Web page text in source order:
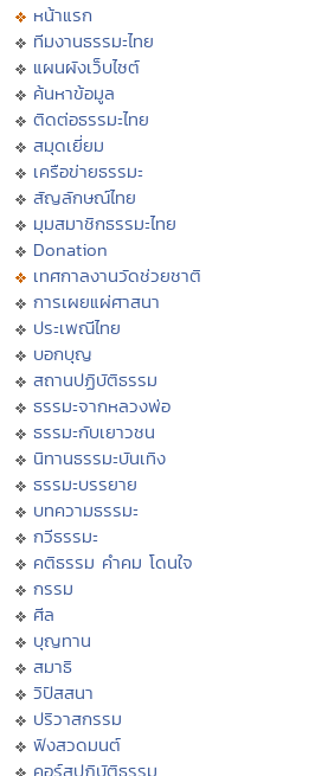
หน้าแรก
ทีมงานธรรมะไทย
แผนผังเว็บไซต์
ค้นหาข้อมูล
ติดต่อธรรมะไทย
สมุดเยี่ยม
เครือข่ายธรรมะ
สัญลักษณ์ไทย
มุมสมาชิกธรรมะไทย
Donation
เทศกาลงานวัดช่วยชาติ
การเผยแผ่ศาสนา
ประเพณีไทย
บอกบุญ
สถานปฏิบัติธรรม
ธรรมะจากหลวงพ่อ
ธรรมะกับเยาวชน
นิทานธรรมะบันเทิง
ธรรมะบรรยาย
บทความธรรมะ
กวีธรรมะ
คติธรรม คำคม โดนใจ
กรรม
ศีล
บุญทาน
สมาธิ
วิปัสสนา
ปริวาสกรรม
ฟังสวดมนต์
คอร์สปฏิบัติธรรม